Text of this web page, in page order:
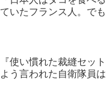
ていたフランス人。でも
『使い慣れた裁縫セッ
よう言われた自衛隊員